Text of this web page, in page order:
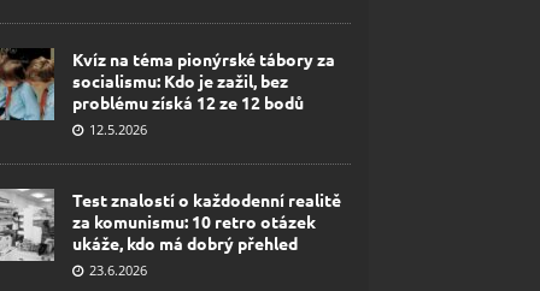
Kvíz na téma pionýrské tábory za
socialismu: Kdo je zažil, bez
problému získá 12 ze 12 bodů
12.5.2026
Test znalostí o každodenní realitě
za komunismu: 10 retro otázek
ukáže, kdo má dobrý přehled
23.6.2026